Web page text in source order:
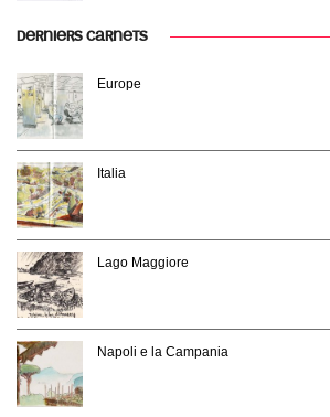
DERNIERS CARNETS
Europe
Italia
Lago Maggiore
Napoli e la Campania